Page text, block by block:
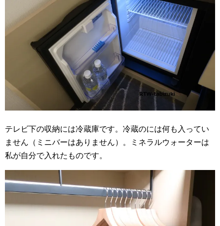
テレビ下の収納には冷蔵庫です。冷蔵のには何も入ってい
ません（ミニバーはありません）。ミネラルウォーターは
私が自分で入れたものです。